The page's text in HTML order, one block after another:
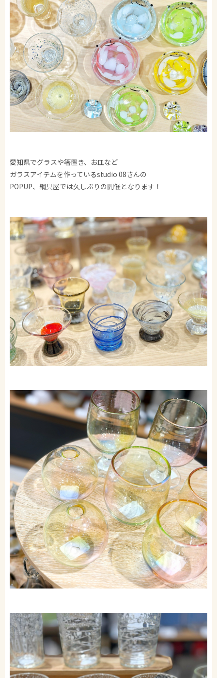
愛知県でグラスや箸置き、お皿など
ガラスアイテムを作っているstudio 08さんの
POPUP、綱具屋では久しぶりの開催となります！